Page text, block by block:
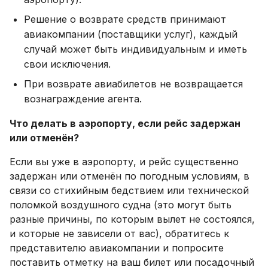
Решение о возврате средств принимают
авиакомпании (поставщики услуг), каждый
случай может быть индивидуальным и иметь
свои исключения.
При возврате авиабилетов не возвращается
вознаграждение агента.
Что делать в аэропорту, если рейс задержан
или отменён?
Если вы уже в аэропорту, и рейс существенно
задержан или отменён по погодным условиям, в
связи со стихийным бедствием или технической
поломкой воздушного судна (это могут быть
разные причины, по которым вылет не состоялся,
и которые не зависели от вас), обратитесь к
представителю авиакомпании и попросите
поставить отметку на ваш билет или посадочный